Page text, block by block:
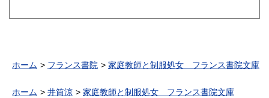
ホーム フランス書院 家庭教師と制服処女 フランス書院文庫
ホーム 井筒涼 家庭教師と制服処女 フランス書院文庫